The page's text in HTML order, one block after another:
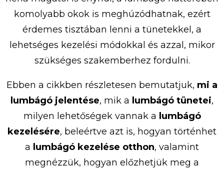
komolyabb okok is meghúzódhatnak, ezért
érdemes tisztában lenni a tünetekkel, a
lehetséges kezelési módokkal és azzal, mikor
szükséges szakemberhez fordulni.
Ebben a cikkben részletesen bemutatjuk, mi a
lumbágó jelentése, mik a lumbágó tünetei,
milyen lehetőségek vannak a lumbágó
kezelésére, beleértve azt is, hogyan történhet
a lumbágó kezelése otthon, valamint
megnézzük, hogyan előzhetjük meg a